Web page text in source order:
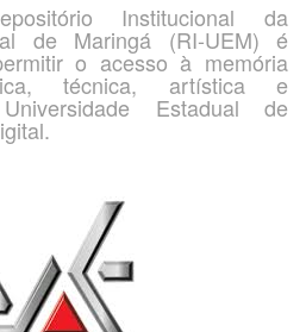
Institucional da
de Maringá (RI-UEM) é
o acesso à memória
técnica, artística e
Estadual de